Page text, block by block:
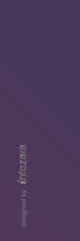
designed by